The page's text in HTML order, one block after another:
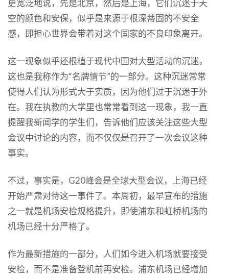
更宽泛地说，先是北京，然后是上海，它们沉迷于天
空的颜色和安保，似乎是来源于根深蒂固的不安全
感，即担心世界会带着对这个国家的不良印象离开。
这一现象似乎还根植于现代中国对大型活动的沉迷，
这也是我称作为“名牌情节”的一部分。这种沉迷常常
使得人们认为形式大于实质，因为他们过于沉迷于外
在。我在执教的大学里也常常看到这一现象，我一直
提醒我新闻学的学生们，告诉他们应该关注这些大型
会议中讨论的内容，而不仅仅是召开了一次会议这种
事实。
不过，事实是，G20峰会是全球大型会议，上海已经
开始严肃对待这一事件了。本周初，最早宣布的措施
之一就是机场安检规格提升，即使浦东和虹桥机场的
机场已经十分严格了。
作为最新措施的一部分，人们如今进入机场就要接受
安检，而不是准备登机前再安检。浦东机场已经增加